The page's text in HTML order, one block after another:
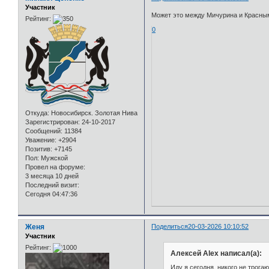
Участник
Рейтинг:
Откуда: Новосибирск. Золотая Нива
Зарегистрирован: 24-10-2017
Сообщений: 11384
Уважение: +2904
Позитив: +7145
Пол: Мужской
Провел на форуме:
3 месяца 10 дней
Последний визит:
Сегодня 04:47:36
Может это между Мичурина и
0
Поделиться20-03-2026 10:10:52
Женя
Участник
Рейтинг:
Алексей Alex написал(а):
Иду я сегодня, никого не